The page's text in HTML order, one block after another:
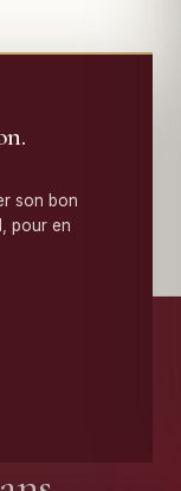
à Dijon, son
son bon
pour en